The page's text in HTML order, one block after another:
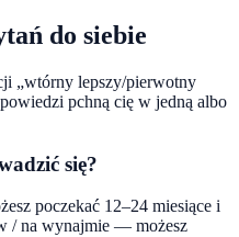
do siebie
„wtórny lepszy/pierwotny
pchną cię w jedną albo
się?
poczekać 12–24 miesiące i
/ na wynajmie — możesz